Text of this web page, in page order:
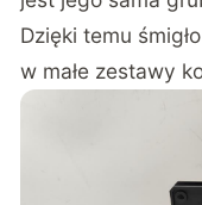
Dzięki temu
w małe zestawy